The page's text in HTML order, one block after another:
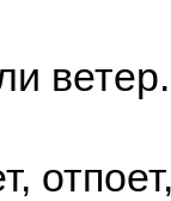
ветер.